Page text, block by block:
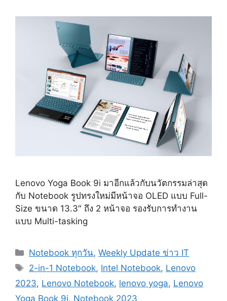
ข้อ
จำกัด
75,990
บาท
Lenovo Yoga Book 9i มาอีกแล้วกับนวัตกรรมล่าสุด
กับ Notebook รูปทรงใหม่มีหน้าจอ OLED แบบ Full-
Size ขนาด 13.3″ ถึง 2 หน้าจอ รองรับการทำงาน
แบบ Multi-tasking
Categories
Notebook ทุกวัน,Weekly Update ข่าว IT
Tags
2-in-1 Notebook, Intel Notebook, Lenovo
2023, Lenovo Notebook, lenovo yoga, Lenovo
Yoga Book 9i, Notebook 2023